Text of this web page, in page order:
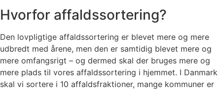
Hvorfor affaldssortering?
Den lovpligtige affaldssortering er blevet mere og mere
udbredt med årene, men den er samtidig blevet mere og
mere omfangsrigt – og dermed skal der bruges mere og
mere plads til vores affaldssortering i hjemmet. I Danmark
skal vi sortere i 10 affaldsfraktioner, mange kommuner er